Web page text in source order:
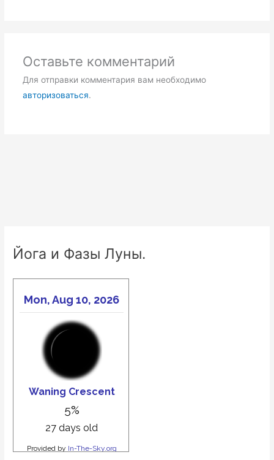
Оставьте комментарий
Для отправки комментария вам необходимо
авторизоваться.
Йога и Фазы Луны.